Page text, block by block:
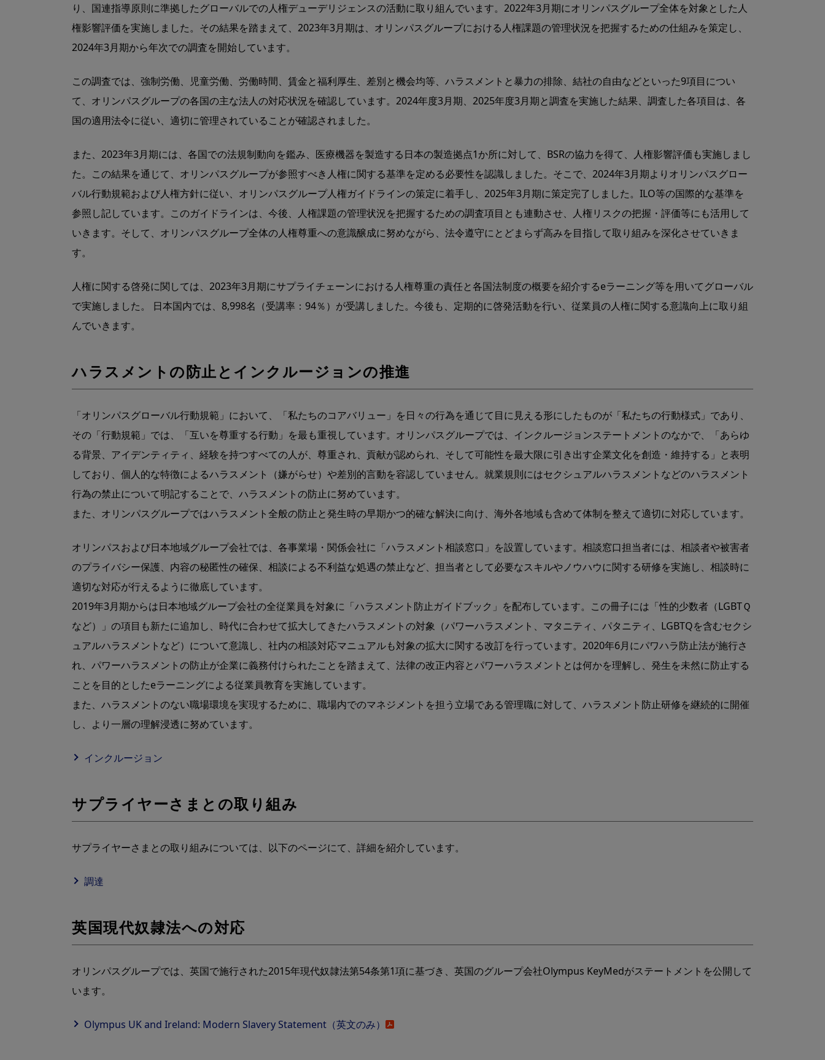
り、国連指導原則に準拠したグローバルでの⼈権デューデリジェンスの活動に取り組んでいます。2022年3⽉期にオリンパスグループ全体を対象とした⼈
権影響評価を実施しました。その結果を踏まえて、2023年3⽉期は、オリンパスグループにおける⼈権課題の管理状況を把握するための仕組みを策定し、
2024年3月期から年次での調査を開始しています。
この調査では、強制労働、児童労働、労働時間、賃金と福利厚生、差別と機会均等、ハラスメントと暴力の排除、結社の⾃由などといった9項⽬につい
て、オリンパスグループの各国の主な法⼈の対応状況を確認しています。2024年度3月期、2025年度3月期と調査を実施した結果、調査した各項⽬は、各
国の適⽤法令に従い、適切に管理されていることが確認されました。
また、2023年3⽉期には、各国での法規制動向を鑑み、医療機器を製造する⽇本の製造拠点1か所に対して、BSRの協力を得て、⼈権影響評価も実施しまし
た。この結果を通じて、オリンパスグループが参照すべき⼈権に関する基準を定める必要性を認識しました。そこで、2024年3月期よりオリンパスグロー
バル⾏動規範および⼈権⽅針に従い、オリンパスグループ⼈権ガイドラインの策定に着⼿し、2025年3月期に策定完了しました。ILO等の国際的な基準を
参照し記しています。このガイドラインは、今後、⼈権課題の管理状況を把握するための調査項目とも連動させ、人権リスクの把握・評価等にも活⽤して
いきます。そして、オリンパスグループ全体の人権尊重への意識醸成に努めながら、法令遵守にとどまらず高みを目指して取り組みを深化させていきま
す。
⼈権に関する啓発に関しては、2023年3⽉期にサプライチェーンにおける⼈権尊重の責任と各国法制度の概要を紹介するeラーニング等を⽤いてグローバル
で実施しました。 ⽇本国内では、8,998名（受講率：94％）が受講しました。今後も、定期的に啓発活動を⾏い、従業員の⼈権に関する意識向上に取り組
んでいきます。
ハラスメントの防止とインクルージョンの推進
「オリンパスグローバル⾏動規範」において、「私たちのコアバリュー」を⽇々の⾏為を通じて⽬に⾒える形にしたものが「私たちの⾏動様式」であり、
その「⾏動規範」では、「互いを尊重する⾏動」を最も重視しています。オリンパスグループでは、インクルージョンステートメントのなかで、「あらゆ
る背景、アイデンティティ、経験を持つすべての人が、尊重され、貢献が認められ、そして可能性を最大限に引き出す企業文化を創造・維持する」と表明
しており、個⼈的な特徴によるハラスメント（嫌がらせ）や差別的⾔動を容認していません。就業規則にはセクシュアルハラスメントなどのハラスメント
⾏為の禁⽌について明記することで、ハラスメントの防⽌に努めています。
また、オリンパスグループではハラスメント全般の防止と発⽣時の早期かつ的確な解決に向け、海外各地域も含めて体制を整えて適切に対応しています。
オリンパスおよび⽇本地域グループ会社では、各事業場・関係会社に「ハラスメント相談窓⼝」を設置しています。相談窓⼝担当者には、相談者や被害者
のプライバシー保護、内容の秘匿性の確保、相談による不利益な処遇の禁⽌など、担当者として必要なスキルやノウハウに関する研修を実施し、相談時に
適切な対応が⾏えるように徹底しています。
2019年3⽉期からは⽇本地域グループ会社の全従業員を対象に「ハラスメント防⽌ガイドブック」を配布しています。この冊⼦には「性的少数者（LGBTＱ
など）」の項⽬も新たに追加し、時代に合わせて拡⼤してきたハラスメントの対象（パワーハラスメント、マタニティ、パタニティ、LGBTQを含むセクシ
ュアルハラスメントなど）について意識し、社内の相談対応マニュアルも対象の拡⼤に関する改訂を⾏っています。2020年6⽉にパワハラ防⽌法が施⾏さ
れ、パワーハラスメントの防⽌が企業に義務付けられたことを踏まえて、法律の改正内容とパワーハラスメントとは何かを理解し、発⽣を未然に防⽌する
ことを⽬的としたeラーニングによる従業員教育を実施しています。
また、ハラスメントのない職場環境を実現するために、職場内でのマネジメントを担う⽴場である管理職に対して、ハラスメント防⽌研修を継続的に開催
し、より⼀層の理解浸透に努めています。
インクルージョン
サプライヤーさまとの取り組み
サプライヤーさまとの取り組みについては、以下のページにて、詳細を紹介しています。
調達
英国現代奴隷法への対応
オリンパスグループでは、英国で施⾏された2015年現代奴隷法第54条第1項に基づき、英国のグループ会社Olympus KeyMedがステートメントを公開して
います。
Olympus UK and Ireland: Modern Slavery Statement（英文のみ）